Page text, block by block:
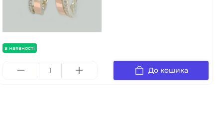
в наявності
До кошика